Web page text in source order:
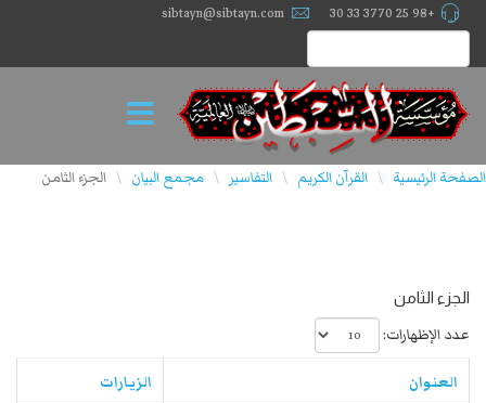
+98 25 3770 33 30
sibtayn@sibtayn.com
الصفحة الرئيسية \ القرآن الكريم \ التفاسير \ مجمع البيان \ الجزء الثامن
الجزء الثامن
عدد الإظهارات:
العنوان الزيارات